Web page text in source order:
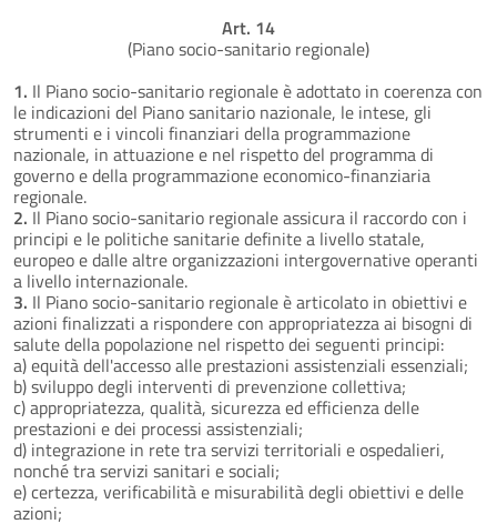
Art. 14
(Piano socio-sanitario regionale)
1. Il Piano socio-sanitario regionale è adottato in coerenza con
le indicazioni del Piano sanitario nazionale, le intese, gli
strumenti e i vincoli finanziari della programmazione
nazionale, in attuazione e nel rispetto del programma di
governo e della programmazione economico-finanziaria
regionale.
2. Il Piano socio-sanitario regionale assicura il raccordo con i
principi e le politiche sanitarie definite a livello statale,
europeo e dalle altre organizzazioni intergovernative operanti
a livello internazionale.
3. Il Piano socio-sanitario regionale è articolato in obiettivi e
azioni finalizzati a rispondere con appropriatezza ai bisogni di
salute della popolazione nel rispetto dei seguenti principi:
a) equità dell'accesso alle prestazioni assistenziali essenziali;
b) sviluppo degli interventi di prevenzione collettiva;
c) appropriatezza, qualità, sicurezza ed efficienza delle
prestazioni e dei processi assistenziali;
d) integrazione in rete tra servizi territoriali e ospedalieri,
nonché tra servizi sanitari e sociali;
e) certezza, verificabilità e misurabilità degli obiettivi e delle
azioni;